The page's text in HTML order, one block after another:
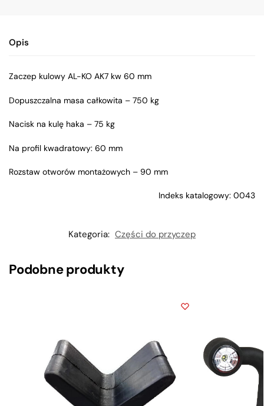
Opis
Zaczep kulowy AL-KO AK7 kw 60 mm
Dopuszczalna masa całkowita – 750 kg
Nacisk na kulę haka – 75 kg
Na profil kwadratowy: 60 mm
Rozstaw otworów montażowych – 90 mm
Indeks katalogowy: 0043
Kategoria: Części do przyczep
Podobne produkty